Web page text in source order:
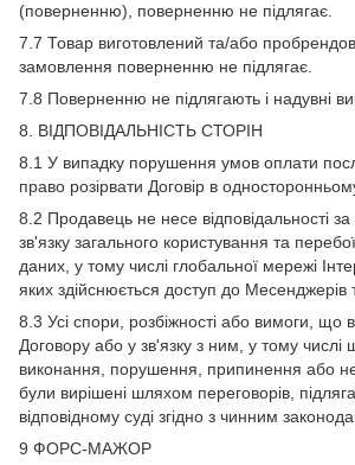
(поверненню), поверненню не підлягає.
7.7 Товар виготовлений та/або
замовлення поверненню не підлягає.
7.8 Поверненню не підлягають і надувні
8. ВІДПОВІДАЛЬНІСТЬ СТОРІН
8.1 У випадку порушення умов оплати
право розірвати Договір в
8.2 Продавець не несе відповідальності за
зв'язку загального користування та
даних, у тому числі глобальної мережі
яких здійснюється доступ до Месенджерів
8.3 Усі спори, розбіжності або вимоги, що
Договору або у зв'язку з ним, у тому числі
виконання, порушення, припинення або
були вирішені шляхом переговорів,
відповідному суді згідно з чинним
9 ФОРС-МАЖОР